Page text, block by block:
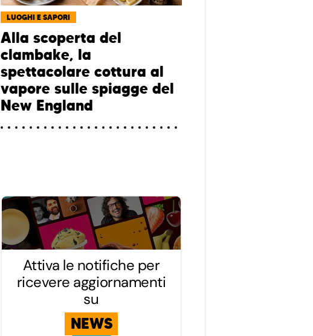
LUOGHI E SAPORI
Alla scoperta del
clambake, la
spettacolare cottura al
vapore sulle spiagge del
New England
Attiva le notifiche per
ricevere aggiornamenti
su
NEWS